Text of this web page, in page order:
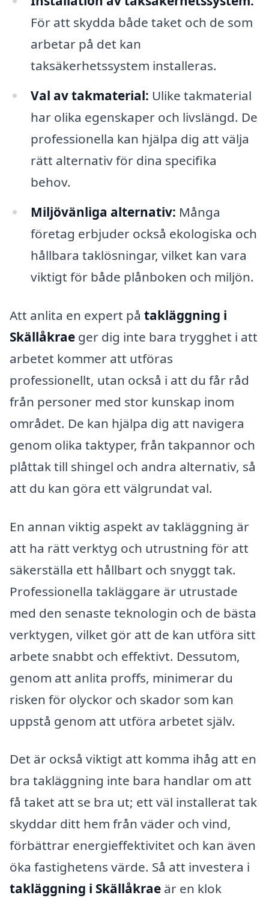
För att skydda både taket och de som
arbetar på det kan
taksäkerhetssystem installeras.
Val av takmaterial: Ulike takmaterial
har olika egenskaper och livslängd. De
professionella kan hjälpa dig att välja
rätt alternativ för dina specifika
behov.
Miljövänliga alternativ: Många
företag erbjuder också ekologiska och
hållbara taklösningar, vilket kan vara
viktigt för både plånboken och miljön.
Att anlita en expert på takläggning i
Skällåkrae ger dig inte bara trygghet i att
arbetet kommer att utföras
professionellt, utan också i att du får råd
från personer med stor kunskap inom
området. De kan hjälpa dig att navigera
genom olika taktyper, från takpannor och
plåttak till shingel och andra alternativ, så
att du kan göra ett välgrundat val.
En annan viktig aspekt av takläggning är
att ha rätt verktyg och utrustning för att
säkerställa ett hållbart och snyggt tak.
Professionella takläggare är utrustade
med den senaste teknologin och de bästa
verktygen, vilket gör att de kan utföra sitt
arbete snabbt och effektivt. Dessutom,
genom att anlita proffs, minimerar du
risken för olyckor och skador som kan
uppstå genom att utföra arbetet själv.
Det är också viktigt att komma ihåg att en
bra takläggning inte bara handlar om att
få taket att se bra ut; ett väl installerat tak
skyddar ditt hem från väder och vind,
förbättrar energieffektivitet och kan även
öka fastighetens värde. Så att investera i
takläggning i Skällåkrae är en klok